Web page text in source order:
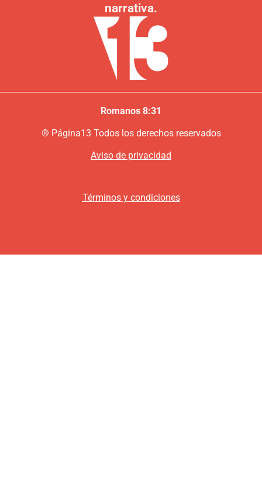
narrativa.
Romanos 8:31
® Página13 Todos los derechos reservados
Aviso de privacidad
Términos y condiciones